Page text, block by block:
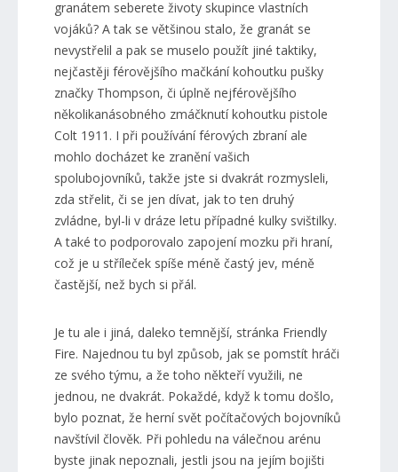
granátem seberete životy skupince vlastních
vojáků? A tak se většinou stalo, že granát se
nevystřelil a pak se muselo použít jiné taktiky,
nejčastěji férovějšího mačkání kohoutku pušky
značky Thompson, či úplně nejférovějšího
několikanásobného zmáčknutí kohoutku pistole
Colt 1911. I při používání férových zbraní ale
mohlo docházet ke zranění vašich
spolubojovníků, takže jste si dvakrát rozmysleli,
zda střelit, či se jen dívat, jak to ten druhý
zvládne, byl-li v dráze letu případné kulky svištilky.
A také to podporovalo zapojení mozku při hraní,
což je u stříleček spíše méně častý jev, méně
častější, než bych si přál.
Je tu ale i jiná, daleko temnější, stránka Friendly
Fire. Najednou tu byl způsob, jak se pomstít hráči
ze svého týmu, a že toho někteří využili, ne
jednou, ne dvakrát. Pokaždé, když k tomu došlo,
bylo poznat, že herní svět počítačových bojovníků
navštívil člověk. Při pohledu na válečnou arénu
byste jinak nepoznali, jestli jsou na jejím bojišti